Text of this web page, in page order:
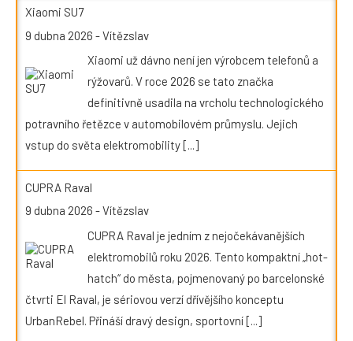
Xiaomi SU7
9 dubna 2026 -Vítězslav
Xiaomi už dávno není jen výrobcem telefonů a
rýžovarů. V roce 2026 se tato značka
definitivně usadila na vrcholu technologického
potravního řetězce v automobilovém průmyslu. Jejich
vstup do světa elektromobility[...]
CUPRA Raval
9 dubna 2026 -Vítězslav
CUPRA Raval je jedním z nejočekávanějších
elektromobilů roku 2026. Tento kompaktní „hot-
hatch“ do města, pojmenovaný po barcelonské
čtvrti El Raval, je sériovou verzí dřívějšího konceptu
UrbanRebel. Přináší dravý design, sportovní[...]